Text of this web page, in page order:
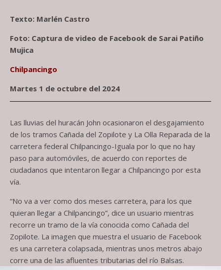
Texto: Marlén Castro
Foto: Captura de video de Facebook de Sarai Patiño
Mujica
Chilpancingo
Martes 1 de octubre del 2024
Las lluvias del huracán John ocasionaron el desgajamiento
de los tramos Cañada del Zopilote y La Olla Reparada de la
carretera federal Chilpancingo-Iguala por lo que no hay
paso para automóviles, de acuerdo con reportes de
ciudadanos que intentaron llegar a Chilpancingo por esta
vía.
“No va a ver como dos meses carretera, para los que
quieran llegar a Chilpancingo”, dice un usuario mientras
recorre un tramo de la vía conocida como Cañada del
Zopilote. La imagen que muestra el usuario de Facebook
es una carretera colapsada, mientras unos metros abajo
corre una de las afluentes tributarias del río Balsas.